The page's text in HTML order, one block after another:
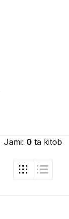
Jami: 0ta kitob